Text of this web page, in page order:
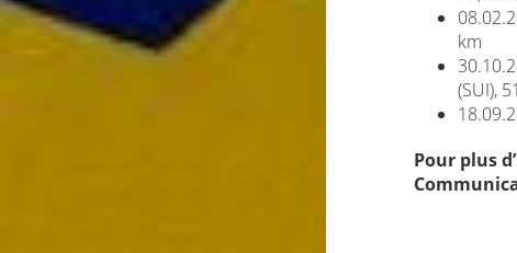
km
(SUI),
Pour plus